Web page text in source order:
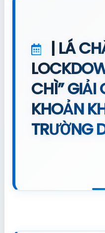
| LÁ
CHÌ” GIẢI
KHOẢN
TRƯỜNG